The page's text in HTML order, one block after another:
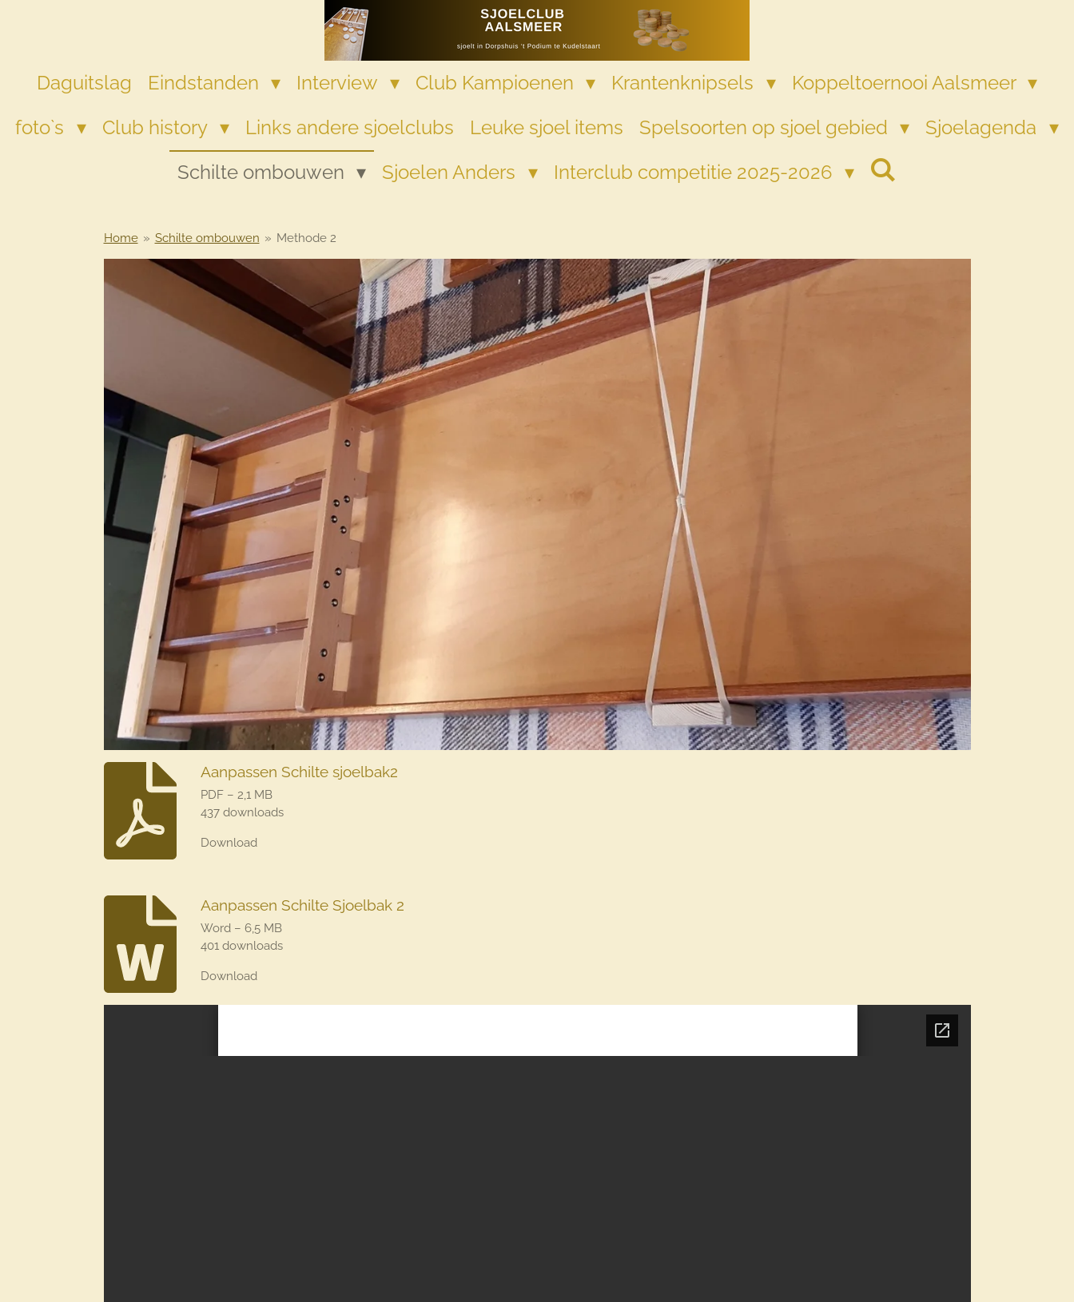
hoofdinhoud
Daguitslag Eindstanden Interview Club Kampioenen Krantenknipsels
Koppeltoernooi Aalsmeer
foto`s
Club history Links andere sjoelclubs Leuke sjoel items Spelsoorten op sjoel gebied
Sjoelagenda
Schilte ombouwen
Sjoelen Anders Interclub competitie 2025-2026
Home » Schilte ombouwen » Methode 2
Aanpassen Schilte sjoelbak2
PDF – 2,1 MB
437 downloads
Download
Aanpassen Schilte Sjoelbak 2
Word – 6,5 MB
401 downloads
Download